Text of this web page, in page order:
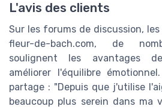
L'avis des clients
Sur les forums de discussion,
fleur-de-bach.com, de
soulignent les avantages
améliorer l'équilibre
partage : "Depuis que j'utilise
beaucoup plus serein dans ma